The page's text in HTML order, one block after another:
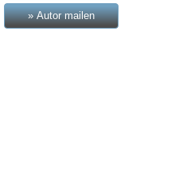
» Autor mailen